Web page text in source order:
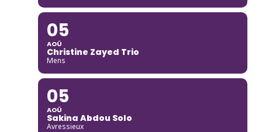
05
AOÛ
Christine Zayed Trio
Mens
05
AOÛ
Sakina Abdou Solo
Avressieux